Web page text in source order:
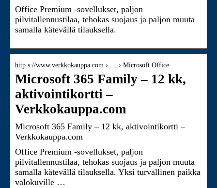
Office Premium -sovellukset, paljon
pilvitallennustilaa, tehokas suojaus ja paljon muuta
samalla kätevällä tilauksella.
http s://www.verkkokauppa.com › … › Microsoft Office
Microsoft 365 Family – 12 kk,
aktivointikortti –
Verkkokauppa.com
Microsoft 365 Family – 12 kk, aktivointikortti –
Verkkokauppa.com
Office Premium -sovellukset, paljon
pilvitallennustilaa, tehokas suojaus ja paljon muuta
samalla kätevällä tilauksella. Yksi turvallinen paikka
valokuville …